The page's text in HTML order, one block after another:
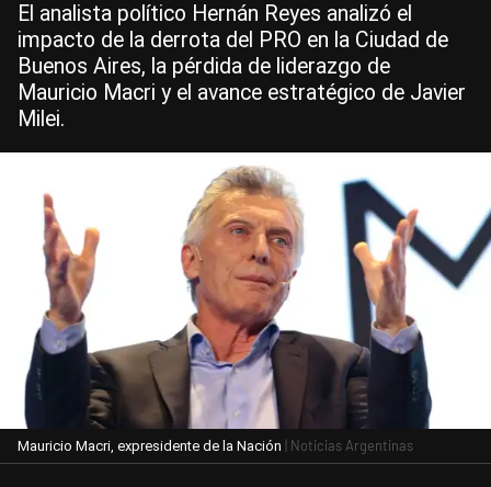
El analista político Hernán Reyes analizó el
impacto de la derrota del PRO en la Ciudad de
Buenos Aires, la pérdida de liderazgo de
Mauricio Macri y el avance estratégico de Javier
Milei.
Mauricio Macri, expresidente de la Nación | Noticias Argentinas